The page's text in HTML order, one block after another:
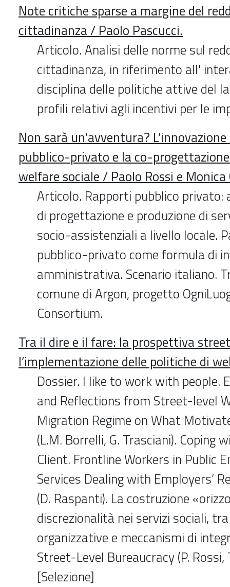
Note critiche sparse a margine del
cittadinanza / Paolo Pascucci.
Articolo. Analisi delle norme sul
cittadinanza, in riferimento all'
disciplina delle politiche attive del
profili relativi agli incentivi per le
Non sarà un’avventura?
pubblico-privato e la co-
welfare sociale / Paolo Rossi e Monica
Articolo. Rapporti pubblico privato:
di progettazione e produzione di
socio-assistenziali a livello locale.
pubblico-privato come formula di
amministrativa. Scenario italiano.
comune di Argon, progetto
Consortium.
Tra il dire e il fare: la prospettiva
l’implementazione delle politiche di
Dossier. I like to work with people.
and Reflections from Street-level
Migration Regime on What
(L.M. Borrelli, G. Trasciani). Coping
Client. Frontline Workers in Public
Services Dealing with Employers’
(D. Raspanti). La costruzione
discrezionalità nei servizi sociali,
organizzative e meccanismi di
Street-Level Bureaucracy (P.
[Selezione]